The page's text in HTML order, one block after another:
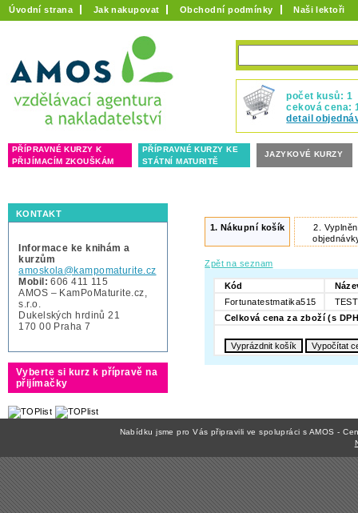
Úvodní strana Jak nakupovat Obchodní podmínky Naši lektoři
počet kusů: 1
ceková cena:
detail
PŘÍPRAVNÉ KURZY K
PŘIJÍMACÍM ZKOUŠKÁM
PŘÍPRAVNÉ KURZY KE
STÁTNÍ MATURITĚ
JAZYKOVÉ KURZY
KONTAKT
Informace ke knihám a
kurzům
amoskola@kampomaturite.cz
Mobil: 606 411 115
AMOS – KamPoMaturite.cz,
s.r.o.
Dukelských hrdinů 21
170 00 Praha 7
Vyberte si kurz k přípravě na
přijímačky
1. Nákupní košík 2.
Zpět na seznam
Kód
Fortunatestmatika515
Celková cena za zboží (s
Nabídku jsme pro Vás připravili ve spolupráci s AMOS -